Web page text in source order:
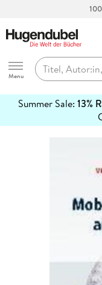
Hugendubel
Menu
Summer Sale: 13%
erfahren